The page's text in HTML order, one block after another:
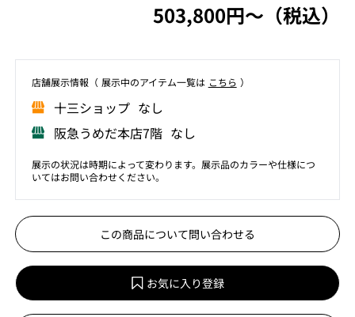
503,800円〜（税込）
店舗展⽰情報（ 展⽰中のアイテム⼀覧は こちら ）
⼗三ショップ なし
阪急うめだ本店7階 なし
展示の状況は時期によって変わります。展示品のカラーや仕様につ
いてはお問い合わせください。
この商品について問い合わせる
お気に入り登録